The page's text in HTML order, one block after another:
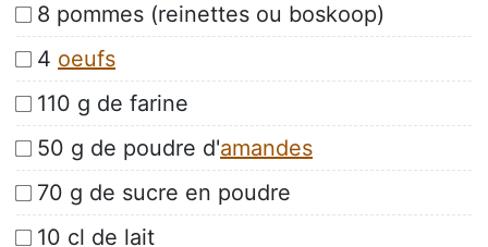
8 pommes (reinettes ou boskoop)
4 oeufs
110 g de farine
50 g de poudre d'amandes
70 g de sucre en poudre
10 cl de lait